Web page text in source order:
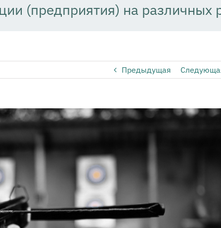
(предприятия) на различных
Предыдущая